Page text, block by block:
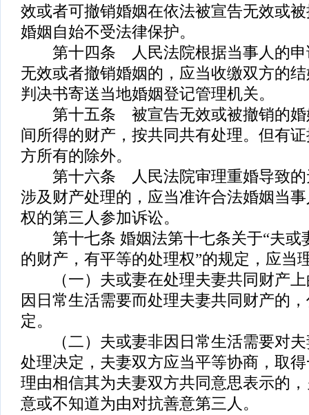
效或者可撤销婚姻在依法被宣告无效或
婚姻自始不受法律保护。
第十四条 人民法院根据当事人的申
无效或者撤销婚姻的，应当收缴双方的
判决书寄送当地婚姻登记管理机关。
第十五条 被宣告无效或被撤销的婚
间所得的财产，按共同共有处理。但有
方所有的除外。
第十六条 人民法院审理重婚导致的
涉及财产处理的，应当准许合法婚姻当
权的第三人参加诉讼。
第十七条 婚姻法第十七条关于“夫或
的财产，有平等的处理权”的规定，应当
（一）夫或妻在处理夫妻共同财产上
因日常生活需要而处理夫妻共同财产的
定。
（二）夫或妻非因日常生活需要对夫
处理决定，夫妻双方应当平等协商，取
理由相信其为夫妻双方共同意思表示的
意或不知道为由对抗善意第三人。